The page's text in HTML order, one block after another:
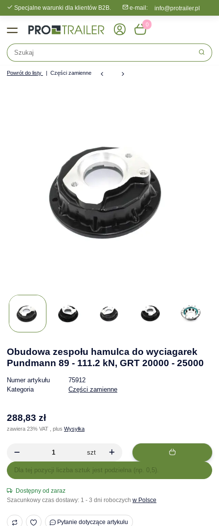
Specjalne warunki dla klientów B2B. e-mail: info@protrailer.pl
0
Powrót do listy Części zamienne
Obudowa zespołu hamulca do wyciagarek
Pundmann 89 - 111.2 kN, GRT 20000 - 25000
Numer artykułu
75912
Kategoria
Części zamienne
288,83 zł
zawiera 23% VAT , plus Wysyłka
szt
xDla tej pozycji liczba sztuk jest podzielna (np. 0,5).
Dostępny od zaraz
Szacunkowy czas dostawy: 1 - 3 dni roboczych w Polsce
Pytanie dotyczące artykułu